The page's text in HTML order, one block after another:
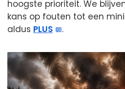
hoogste prioriteit. We
kans op fouten tot een
aldus PLUS .